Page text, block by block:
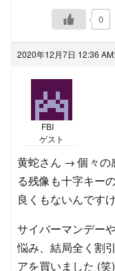
0
2020年12月7日 12:36 AM
FBI
ゲスト
黄蛇さん → 個々の
る残像も十字キー
良くもないんですけ
サイバーマンデー
悩み、結局全く割
アを買いました (笑)